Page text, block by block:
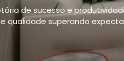
de sucesso e
qualidade superando